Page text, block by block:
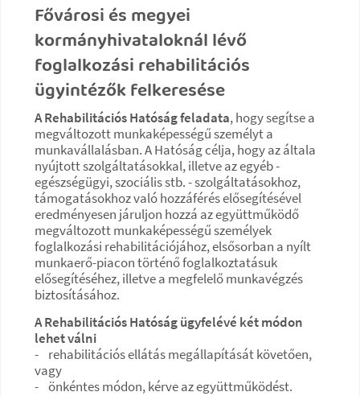
Fővárosi és megyei
kormányhivataloknál lévő
foglalkozási rehabilitációs
ügyintézők felkeresése
A Rehabilitációs Hatóság feladata, hogy segítse a
megváltozott munkaképességű személyt a
munkavállalásban. A Hatóság célja, hogy az általa
nyújtott szolgáltatásokkal, illetve az egyéb -
egészségügyi, szociális stb. - szolgáltatásokhoz,
támogatásokhoz való hozzáférés elősegítésével
eredményesen járuljon hozzá az együttműködő
megváltozott munkaképességű személyek
foglalkozási rehabilitációjához, elsősorban a nyílt
munkaerő-piacon történő foglalkoztatásuk
elősegítéséhez, illetve a megfelelő munkavégzés
biztosításához.
A Rehabilitációs Hatóság ügyfelévé két módon
lehet válni
- rehabilitációs ellátás megállapítását követően,
vagy
- önkéntes módon, kérve az együttműködést.